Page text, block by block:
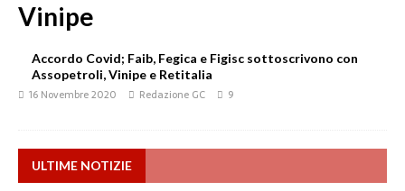
Vinipe
Accordo Covid; Faib, Fegica e Figisc sottoscrivono con
Assopetroli, Vinipe e Retitalia
16 Novembre 2020 Redazione GC 9
ULTIME NOTIZIE